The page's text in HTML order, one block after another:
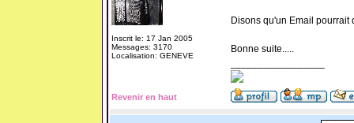
Inscrit le: 17 Jan 2005
Messages: 3170
Localisation: GENEVE
Disons qu'un Email
Bonne suite.....
Revenir en haut